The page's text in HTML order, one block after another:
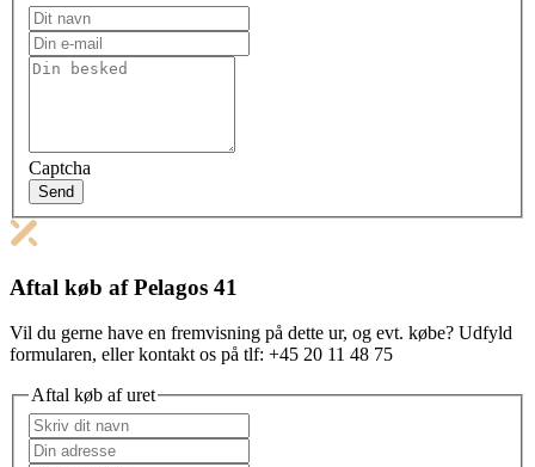
Captcha
Send
Aftal køb af Pelagos 41
Vil du gerne have en fremvisning på dette ur, og evt. købe? Udfyld
formularen, eller kontakt os på tlf: +45 20 11 48 75
Aftal køb af uret